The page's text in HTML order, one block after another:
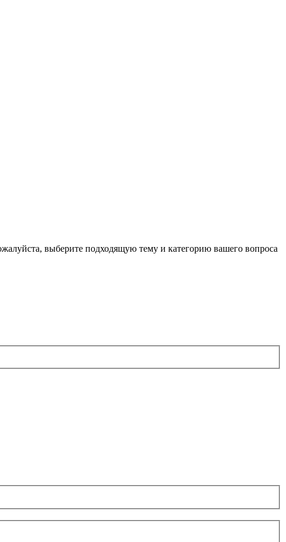
выберите подходящую тему и категорию вашего вопроса